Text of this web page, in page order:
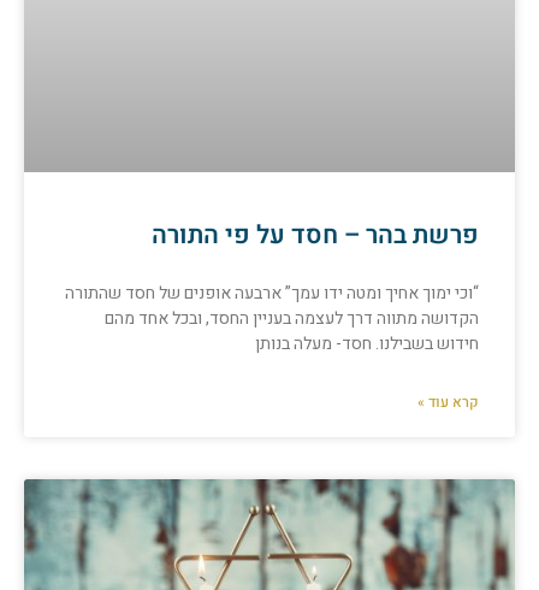
פרשת בהר – חסד על פי התורה
“וכי ימוך אחיך ומטה ידו עמך” ארבעה אופנים של חסד שהתורה
הקדושה מתווה דרך לעצמה בעניין החסד, ובכל אחד מהם
חידוש בשבילנו. חסד- מעלה בנותן
קרא עוד »